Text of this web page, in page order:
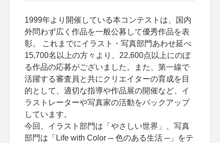
1999年より開催している本コンテストは、国内
外問わず広く作品を一般公募して優秀作品を表
彰。 これまでにイラスト・写真部門あわせ延べ
15,700名以上の方々より、22,600点以上にのぼ
る作品の応募がございました。また、第一線で
活躍する審査員と共にクリエイターの育成を目
的として、適切な指導や作品展の開催など、イ
ラストレーターや写真家の活動をバックアップ
しています。
今回、イラスト部門は「やさしい世界」、写真
部門は「Life with Color ─ 色のある生活 ─」をテ